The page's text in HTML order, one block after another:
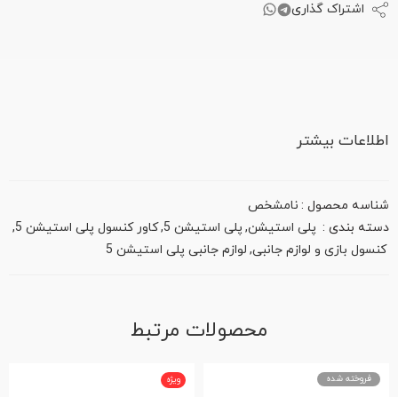
اشتراک گذاری
اطلاعات بیشتر
شناسه محصول : نامشخص
دسته بندی : پلی استیشن, پلی استیشن 5 ,کاور کنسول پلی استیشن 5
,
کنسول بازی و لوازم جانبی, لوازم جانبی پلی استیشن 5
محصولات مرتبط
فروخته شده ویژه